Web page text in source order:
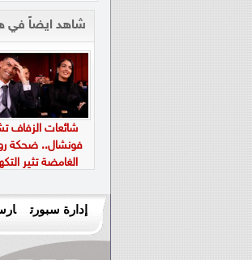
شاهد ايضاً في
شائعات الزفاف
فونشال.. ضحكة
الغامضة تثير
إدارة سبورت